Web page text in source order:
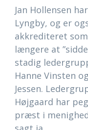
Jan Hollensen
Lyngby, og er
akkrediteret
længere at
stadig
Hanne Vinsten
Jessen.
Højgaard har
præst i